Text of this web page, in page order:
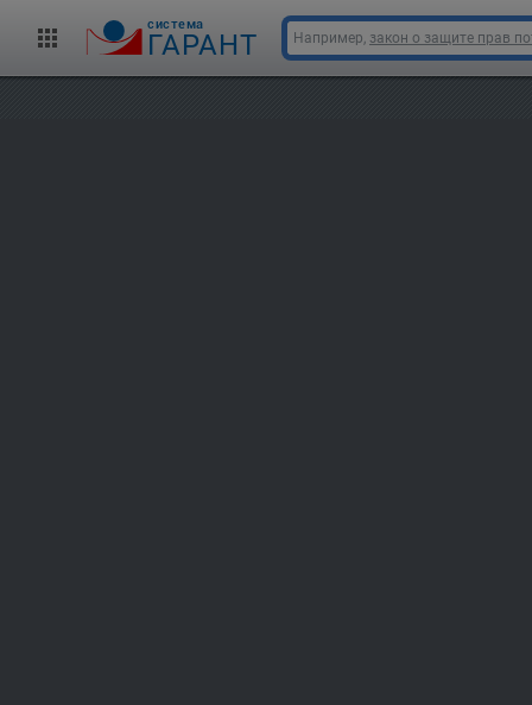
cистема
ГАРАНТ Например, закон о защите прав